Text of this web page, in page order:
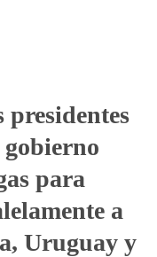
presidentes
gobierno
para
a
Uruguay y